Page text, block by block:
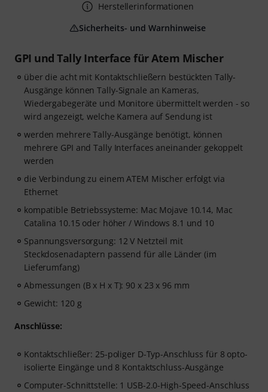
GPI und Tally Interface für Atem Mischer
über die acht mit Kontaktschließern bestückten Tally-
Ausgänge können Tally-Signale an Kameras,
Wiedergabegeräte und Monitore übermittelt werden - so
wird angezeigt, welche Kamera auf Sendung ist
werden mehrere Tally-Ausgänge benötigt, können
mehrere GPI and Tally Interfaces aneinander gekoppelt
werden
die Verbindung zu einem ATEM Mischer erfolgt via
Ethernet
kompatible Betriebssysteme: Mac Mojave 10.14, Mac
Catalina 10.15 oder höher / Windows 8.1 und 10
Spannungsversorgung: 12 V Netzteil mit
Steckdosenadaptern passend für alle Länder (im
Lieferumfang)
Abmessungen (B x H x T): 90 x 23 x 96 mm
Gewicht: 120 g
Anschlüsse:
Kontaktschließer: 25-poliger D-Typ-Anschluss für 8 opto-
isolierte Eingänge und 8 Kontaktschluss-Ausgänge
Computer-Schnittstelle: 1 USB-2.0-High-Speed-Anschluss
Herstellerinformationen
Sicherheits- und Warnhinweise